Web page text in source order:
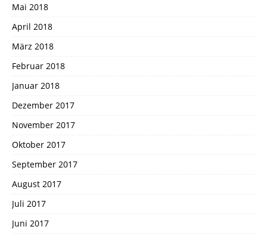
Mai 2018
April 2018
März 2018
Februar 2018
Januar 2018
Dezember 2017
November 2017
Oktober 2017
September 2017
August 2017
Juli 2017
Juni 2017